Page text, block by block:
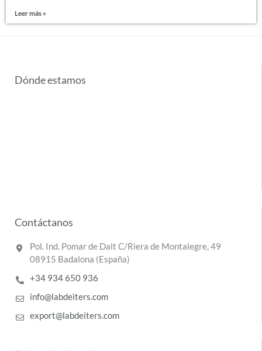
Leer más »
Dónde estamos
Contáctanos
Pol. Ind. Pomar de Dalt C/Riera de Montalegre, 49
08915 Badalona (España)
+34 934 650 936
info@labdeiters.com
export@labdeiters.com